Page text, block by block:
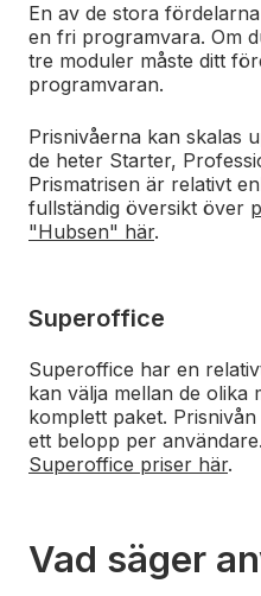
En av de stora
en fri programvara. Om
tre moduler måste ditt
programvaran.
Prisnivåerna kan skalas
de heter Starter,
Prismatrisen är relativt
fullständig översikt över
"Hubsen" här.
Superoffice
Superoffice har en
kan välja mellan de olika
komplett paket.
ett belopp per
Superoffice priser här.
Vad säger